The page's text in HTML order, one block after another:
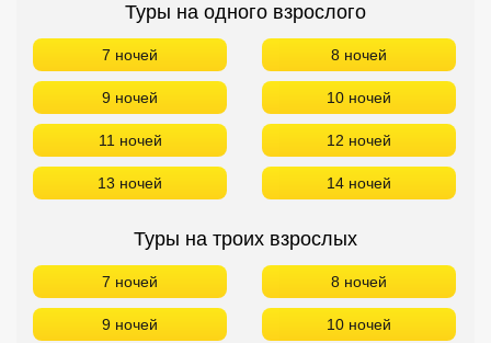
Туры на одного взрослого
7 ночей 8 ночей
9 ночей 10 ночей
11 ночей 12 ночей
13 ночей 14 ночей
Туры на троих взрослых
7 ночей 8 ночей
9 ночей 10 ночей